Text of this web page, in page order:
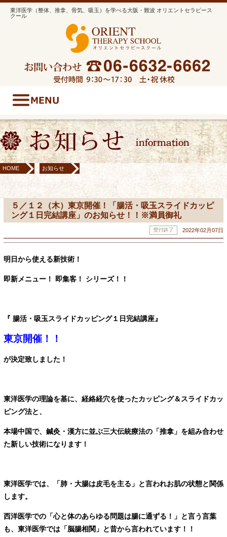
東洋医学（整体、推拿、骨気、吸玉）を学べる大阪・難波 オリエントセラピース
クール
HOME
お知らせ
５／１２（木）東京開催！「腸活・吸玉スライドカッピング１日完結講座」のお知ら
せ！！※満員御礼
５／１２（木）東京開催！「腸活・吸玉スライドカッピ
ング１日完結講座」のお知らせ！！※満員御礼
2022年02月07日
明日から使える新技術！
即新メニュー！ 即集客！ シリーズ！！
『 腸活・吸玉スライドカッピング１日完結講座』
東京開催！！
が決定致しました！
東洋医学の理論を基に、経絡経穴を使ったカッピング＆スライドカッ
ピング法と、
本場中国で、鍼灸・漢方に並ぶ三大伝統療法の「推拿」を組み合わせ
た新しい技術になります！
東洋医学では、 「肺・大腸は皮毛を主る」と言われお肌の状態と関係
します。
西洋医学での「心と体のあらゆる問題は腸に通ずる！」と言う言葉
も、 東洋医学では「脳腸相関」と昔から言われています！！